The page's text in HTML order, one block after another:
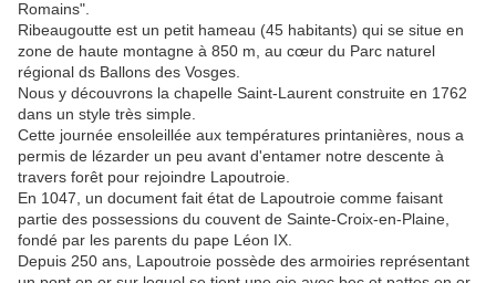
Romains".
Ribeaugoutte est un petit hameau (45 habitants) qui se situe en
zone de haute montagne à 850 m, au cœur du Parc naturel
régional ds Ballons des Vosges.
Nous y découvrons la chapelle Saint-Laurent construite en 1762
dans un style très simple.
Cette journée ensoleillée aux températures printanières, nous a
permis de lézarder un peu avant d'entamer notre descente à
travers forêt pour rejoindre Lapoutroie.
En 1047, un document fait état de Lapoutroie comme faisant
partie des possessions du couvent de Sainte-Croix-en-Plaine,
fondé par les parents du pape Léon IX.
Depuis 250 ans, Lapoutroie possède des armoiries représentant